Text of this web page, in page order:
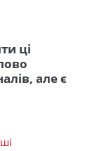
ці
але є